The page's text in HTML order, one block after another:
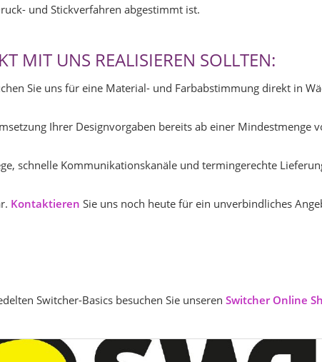
und Stickverfahren abgestimmt ist.
MIT UNS REALISIEREN SOLLTEN:
Sie uns für eine Material- und Farbabstimmung direkt in
Ihrer Designvorgaben bereits ab einer Mindestmenge
schnelle Kommunikationskanäle und termingerechte
Kontaktieren Sie uns noch heute für ein unverbindliches
Switcher-Basics besuchen Sie unseren Switcher Online